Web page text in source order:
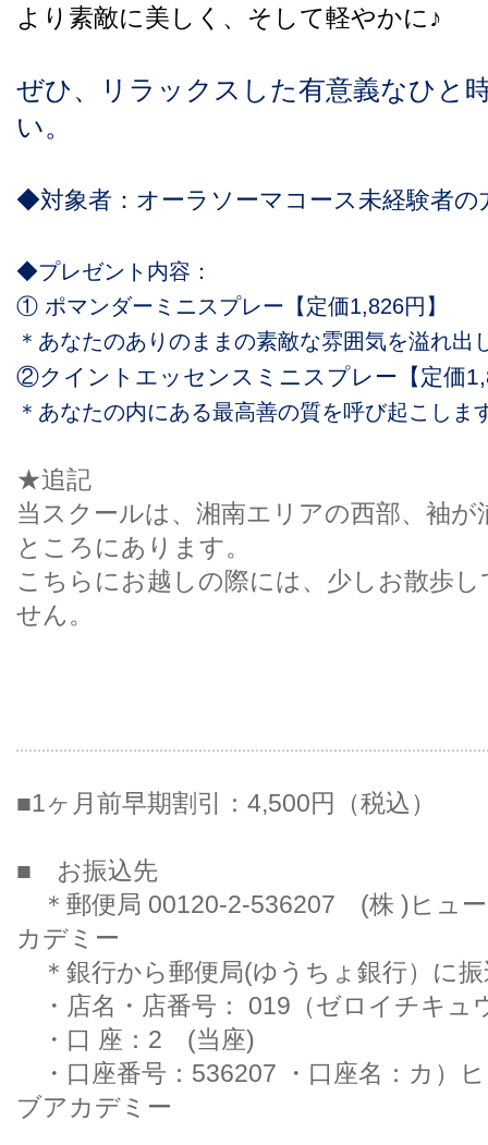
より素敵に美しく、そして軽やかに♪
ぜひ、リラックスした有意義なひと
い。
◆対象者：オーラソーマコース未経験者
◆プレゼント内容：
① ポマンダーミニスプレー【定価1,826円】
＊あなたのありのままの素敵な雰囲気を溢れ出
②クイントエッセンスミニスプレー【定価
＊あなたの内にある最高善の質を呼び起こしま
★追記
当スクールは、湘南エリアの西部、袖が
ところにあります。
こちらにお越しの際には、少しお散歩
せん。
■1ヶ月前早期割引：4,500円（税込）
■ お振込先
＊郵便局 00120-2-536207 (株 )ヒュ
カデミー
＊銀行から郵便局(ゆうちょ銀行）
・店名・店番号： 019（ゼロイチキ
・口 座：2 (当座)
・口座番号：536207 ・口座名：カ）
ブアカデミー